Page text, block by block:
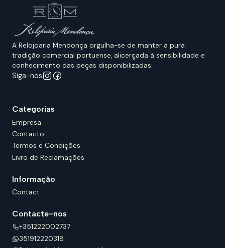
A Relojoaria Mendonça orgulha-se de manter a pura
tradição comercial portuense, alicerçada à sensibilidade e
conhecimento das peças disponibilizadas.
Siga-nos
Categorias
Empresa
Contacto
Termos e Condições
Livro de Reclamações
Informação
Contact
Contacte-nos
+351222002737
351912220318